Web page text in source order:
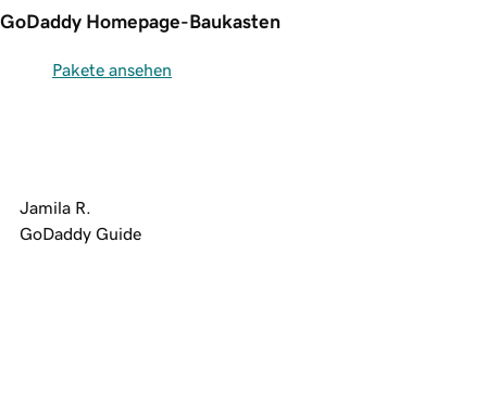
GoDaddy Homepage-Baukasten
Pakete ansehen
Jamila R.
GoDaddy Guide